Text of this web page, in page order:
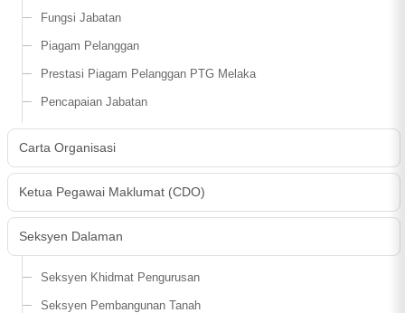
Fungsi Jabatan
Piagam Pelanggan
Prestasi Piagam Pelanggan PTG Melaka
Pencapaian Jabatan
Carta Organisasi
Ketua Pegawai Maklumat (CDO)
Seksyen Dalaman
Seksyen Khidmat Pengurusan
Seksyen Pembangunan Tanah